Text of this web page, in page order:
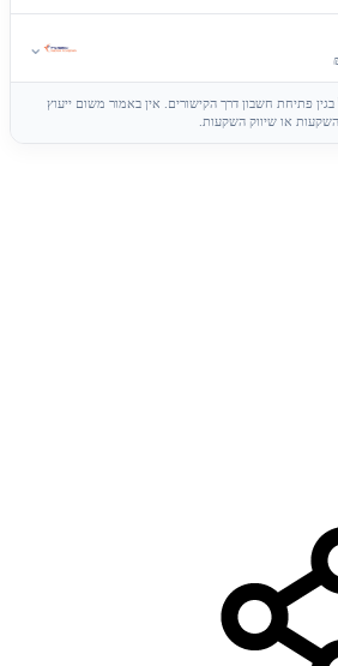
⌄
פתיחת חשבון דרך הקישורים. אין באמור משום ייעוץ
השקעות או שיווק השקעות.